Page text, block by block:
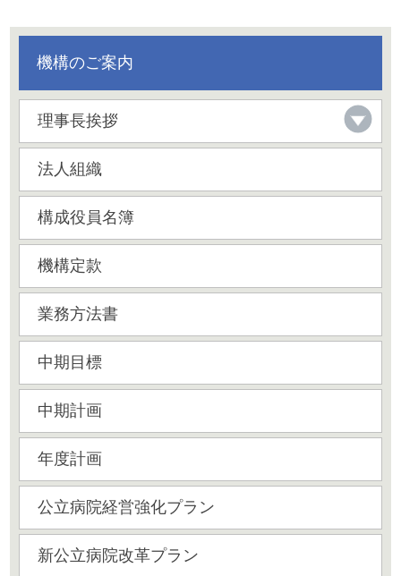
機構のご案内
理事長挨拶
法人組織
構成役員名簿
機構定款
業務方法書
中期目標
中期計画
年度計画
公立病院経営強化プラン
新公立病院改革プラン